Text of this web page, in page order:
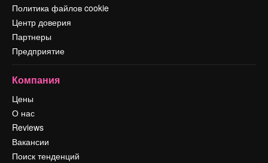
Политика файлов cookie
Центр доверия
Партнеры
Предприятие
Компания
Цены
О нас
Reviews
Вакансии
Поиск тенденций